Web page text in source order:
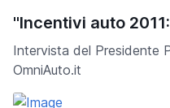
"Incentivi auto
Intervista del Presidente
OmniAuto.it